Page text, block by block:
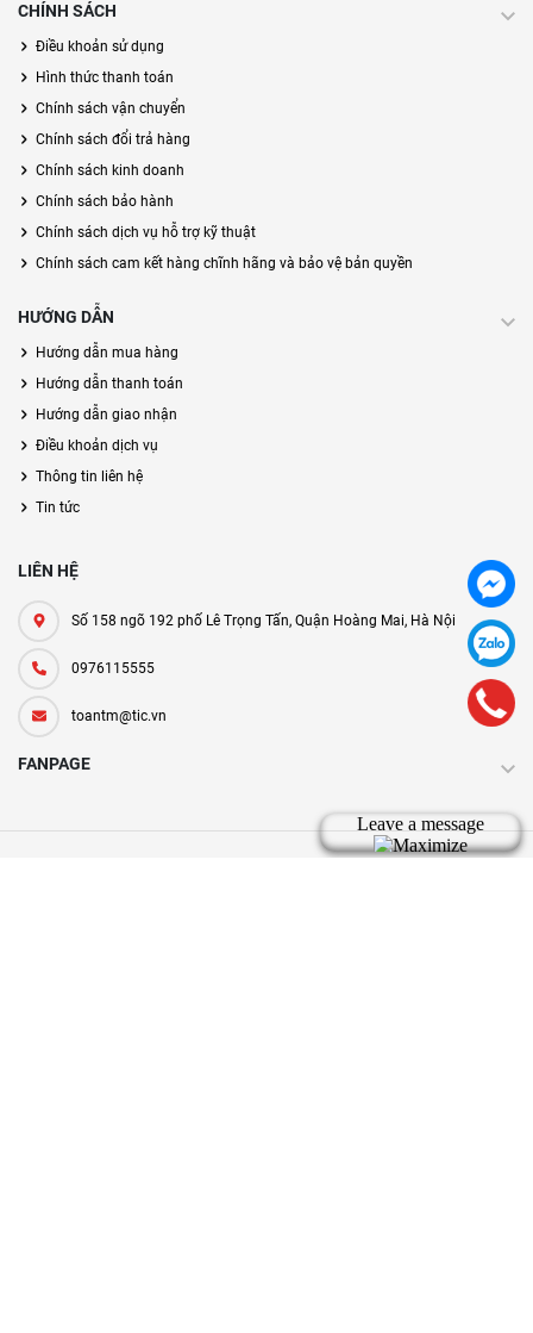
CHÍNH SÁCH
Điều khoản sử dụng
Hình thức thanh toán
Chính sách vận chuyển
Chính sách đổi trả hàng
Chính sách kinh doanh
Chính sách bảo hành
Chính sách dịch vụ hỗ trợ kỹ thuật
Chính sách cam kết hàng chĩnh hãng và bảo vệ bản quyền
HƯỚNG DẪN
Hướng dẫn mua hàng
Hướng dẫn thanh toán
Hướng dẫn giao nhận
Điều khoản dịch vụ
Thông tin liên hệ
Tin tức
LIÊN HỆ
Số 158 ngõ 192 phố Lê Trọng Tấn, Quận Hoàng Mai, Hà Nội
0976115555
toantm@tic.vn
FANPAGE